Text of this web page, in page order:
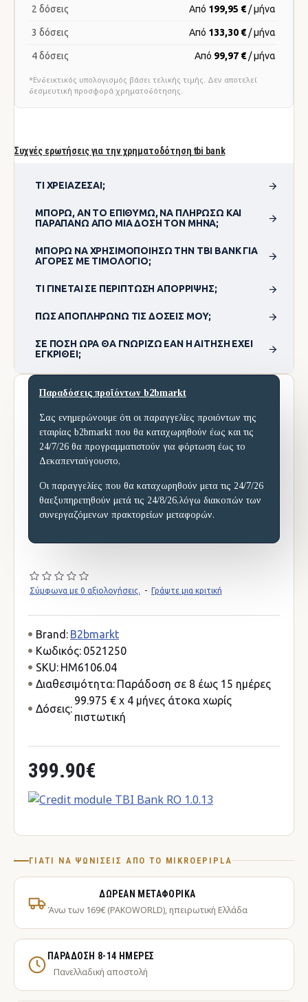
Συχνές ερωτήσεις για την χρηματοδότηση tbi bank
ΤΙ ΧΡΕΙΆΖΕΣΑΙ;
ΜΠΟΡΏ, ΑΝ ΤΟ ΕΠΙΘΥΜΏ, ΝΑ ΠΛΗΡΏΣΩ ΚΑΙ
ΠΑΡΑΠΆΝΩ ΑΠΌ ΜΊΑ ΔΌΣΗ ΤΟΝ ΜΉΝΑ;
ΜΠΟΡΏ ΝΑ ΧΡΗΣΙΜΟΠΟΊΗΣΩ ΤΗΝ TBI BANK ΓΙΑ
ΑΓΟΡΈΣ ΜΕ ΤΙΜΟΛΌΓΙΟ;
ΤΙ ΓΊΝΕΤΑΙ ΣΕ ΠΕΡΊΠΤΩΣΗ ΑΠΌΡΡΙΨΗΣ;
ΠΏΣ ΑΠΟΠΛΗΡΏΝΩ ΤΙΣ ΔΌΣΕΙΣ ΜΟΥ;
ΣΕ ΠΌΣΗ ΏΡΑ ΘΑ ΓΝΩΡΊΖΩ ΕΆΝ Η ΑΊΤΗΣΗ ΈΧΕΙ
ΕΓΚΡΙΘΕΊ;
2 δόσεις Από 199,95 € / μήνα
3 δόσεις Από 133,30 € / μήνα
4 δόσεις Από 99,97 € / μήνα
*Ενδεικτικός υπολογισμός βάσει τελικής τιμής. Δεν αποτελεί
δεσμευτική προσφορά χρηματοδότησης.
Παραδόσεις προϊόντων b2bmarkt
Σας ενημερώνουμε ότι οι παραγγελίες προιόντων της
εταιρίας b2bmarkt που θα καταχωρηθούν έως και τις
24/7/26 θα προγραμματιστούν για φόρτωση έως το
Δεκαπενταύγουστο,
Οι παραγγελίες που θα καταχωρηθούν μετα τις 24/7/26
θαεξυπηρετηθούν μετά τις 24/8/26,λόγω διακοπών των
συνεργαζόμενων πρακτορείων μεταφορών.
Σύμφωνα με 0 αξιολογήσεις. - Γράψτε μια κριτική
399.90€
Brand: B2bmarkt
Κωδικός: 0521250
SKU: HM6106.04
Διαθεσιμότητα: Παράδοση σε 8 έως 15 ημέρες
Δόσεις:
99.975 € x 4 μήνες άτοκα χωρίς
πιστωτική
ΓΙΑΤΊ ΝΑ ΨΩΝΊΣΕΙΣ ΑΠΌ ΤΟ MIKROEPIPLA
ΔΩΡΕΆΝ ΜΕΤΑΦΟΡΙΚΆ
Άνω των 169€ (PAKOWORLD), ηπειρωτική Ελλάδα
ΠΑΡΆΔΟΣΗ 8-14 ΗΜΈΡΕΣ
Πανελλαδική αποστολή